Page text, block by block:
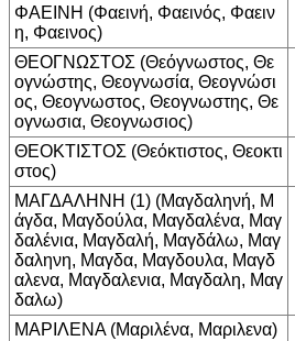
ΦΑΕΙΝΗ (Φαεινή, Φαεινός, Φαειν
η, Φαεινος)
ΘΕΟΓΝΩΣΤΟΣ (Θεόγνωστος, Θε
ογνώστης, Θεογνωσία, Θεογνώσι
ος, Θεογνωστος, Θεογνωστης, Θε
ογνωσια, Θεογνωσιος)
ΘΕΟΚΤΙΣΤΟΣ (Θεόκτιστος, Θεοκτι
στος)
ΜΑΓΔΑΛΗΝΗ (1) (Μαγδαληνή, Μ
άγδα, Μαγδούλα, Μαγδαλένα, Μαγ
δαλένια, Μαγδαλή, Μαγδάλω, Μαγ
δαληνη, Μαγδα, Μαγδουλα, Μαγδ
αλενα, Μαγδαλενια, Μαγδαλη, Μαγ
δαλω)
ΜΑΡΙΛΕΝΑ (Μαριλένα, Μαριλενα)